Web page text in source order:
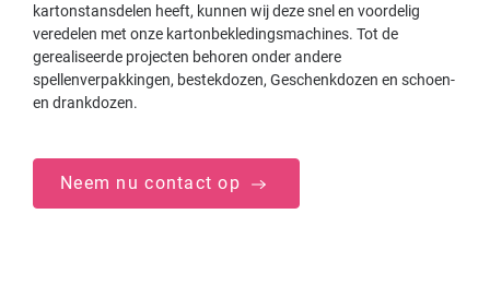
kartonstansdelen heeft, kunnen wij deze snel en voordelig
veredelen met onze kartonbekledingsmachines. Tot de
gerealiseerde projecten behoren onder andere
spellenverpakkingen, bestekdozen, Geschenkdozen en schoen-
en drankdozen.
Neem nu contact op